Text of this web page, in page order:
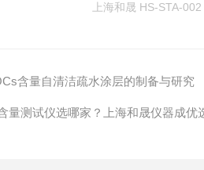
上海和晟 HS-STA-
含量自清洁疏水涂层的制备与研究
量测试仪选哪家？上海和晟仪器成优